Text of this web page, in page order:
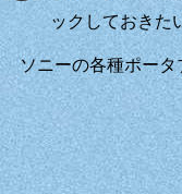
ックしておきた
ソニーの各種ポータ